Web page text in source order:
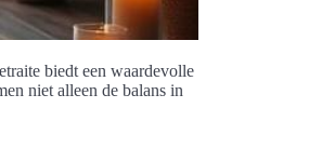
biedt een waardevolle
niet alleen de balans in